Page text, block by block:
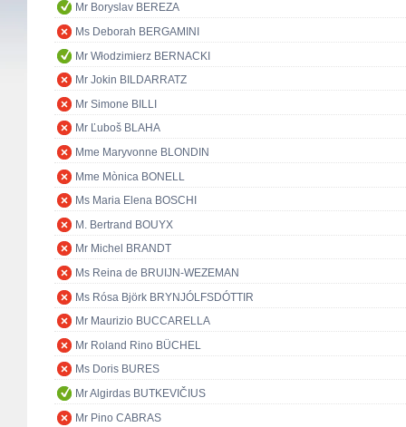
Mr Boryslav BEREZA
Ms Deborah BERGAMINI
Mr Włodzimierz BERNACKI
Mr Jokin BILDARRATZ
Mr Simone BILLI
Mr Ľuboš BLAHA
Mme Maryvonne BLONDIN
Mme Mònica BONELL
Ms Maria Elena BOSCHI
M. Bertrand BOUYX
Mr Michel BRANDT
Ms Reina de BRUIJN-WEZEMAN
Ms Rósa Björk BRYNJÓLFSDÓTTIR
Mr Maurizio BUCCARELLA
Mr Roland Rino BÜCHEL
Ms Doris BURES
Mr Algirdas BUTKEVIČIUS
Mr Pino CABRAS